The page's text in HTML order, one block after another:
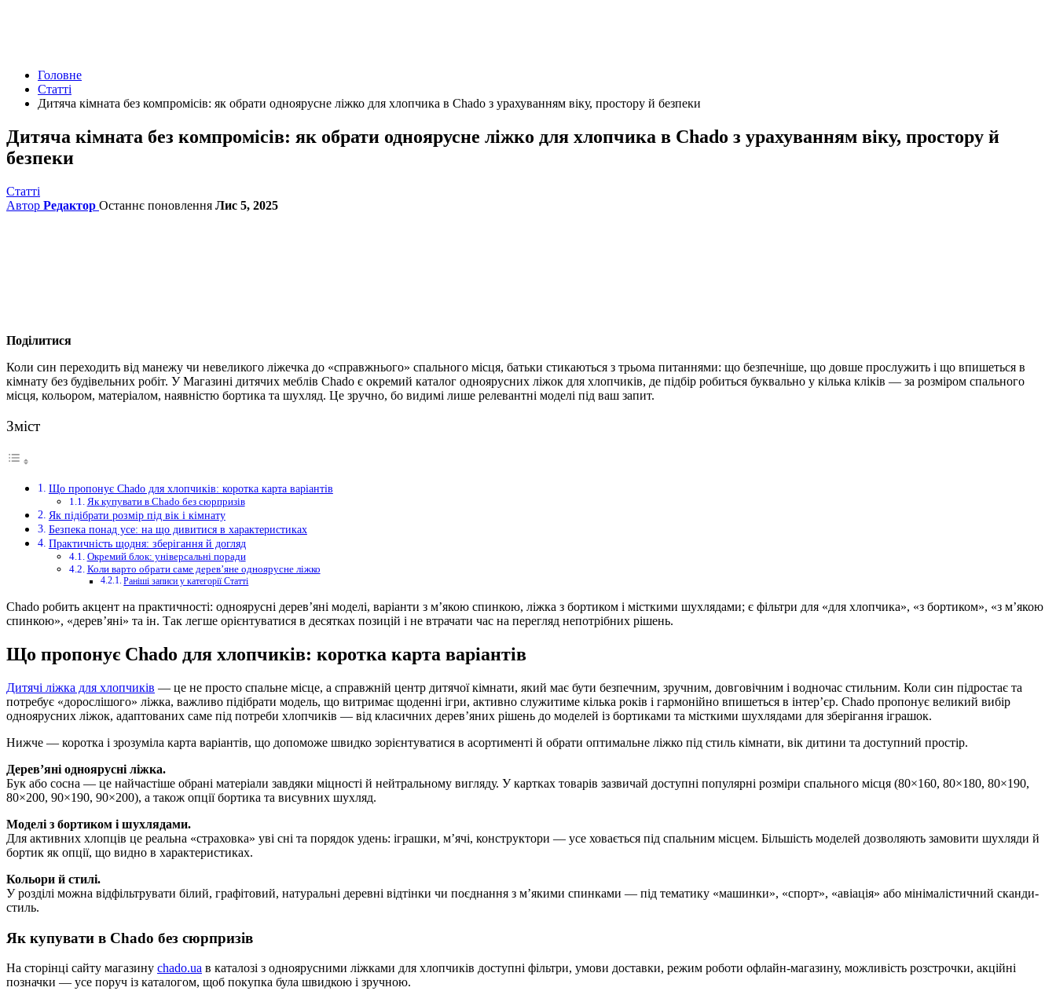
Головне
Статті
Дитяча кімната без компромісів: як обрати одноярусне ліжко для хлопчика в Chado з урахуванням віку, простору й безпеки
Дитяча кімната без компромісів: як обрати одноярусне ліжко для хлопчика в Chado з урахуванням віку, простору й
безпеки
Статті
Автор Редактор Останнє поновлення Лис 5, 2025
Поділитися
Коли син переходить від манежу чи невеликого ліжечка до «справжнього» спального місця, батьки стикаються з трьома питаннями: що безпечніше, що довше прослужить і що впишеться в
кімнату без будівельних робіт. У Магазині дитячих меблів Chado є окремий каталог одноярусних ліжок для хлопчиків, де підбір робиться буквально у кілька кліків — за розміром спального
місця, кольором, матеріалом, наявністю бортика та шухляд. Це зручно, бо видимі лише релевантні моделі під ваш запит.
Зміст
Що пропонує Chado для хлопчиків: коротка карта варіантів
Як купувати в Chado без сюрпризів
Як підібрати розмір під вік і кімнату
Безпека понад усе: на що дивитися в характеристиках
Практичність щодня: зберігання й догляд
Окремий блок: універсальні поради
Коли варто обрати саме дерев’яне одноярусне ліжко
Раніші записи у категорії Статті
Chado робить акцент на практичності: одноярусні дерев’яні моделі, варіанти з м’якою спинкою, ліжка з бортиком і місткими шухлядами; є фільтри для «для хлопчика», «з бортиком», «з м’якою
спинкою», «дерев’яні» та ін. Так легше орієнтуватися в десятках позицій і не втрачати час на перегляд непотрібних рішень.
Що пропонує Chado для хлопчиків: коротка карта варіантів
Дитячі ліжка для хлопчиків — це не просто спальне місце, а справжній центр дитячої кімнати, який має бути безпечним, зручним, довговічним і водночас стильним. Коли син підростає та
потребує «дорослішого» ліжка, важливо підібрати модель, що витримає щоденні ігри, активно служитиме кілька років і гармонійно впишеться в інтер’єр. Chado пропонує великий вибір
одноярусних ліжок, адаптованих саме під потреби хлопчиків — від класичних дерев’яних рішень до моделей із бортиками та місткими шухлядами для зберігання іграшок.
Нижче — коротка і зрозуміла карта варіантів, що допоможе швидко зорієнтуватися в асортименті й обрати оптимальне ліжко під стиль кімнати, вік дитини та доступний простір.
Дерев’яні одноярусні ліжка.
Бук або сосна — це найчастіше обрані матеріали завдяки міцності й нейтральному вигляду. У картках товарів зазвичай доступні популярні розміри спального місця (80×160, 80×180, 80×190,
80×200, 90×190, 90×200), а також опції бортика та висувних шухляд.
Моделі з бортиком і шухлядами.
Для активних хлопців це реальна «страховка» уві сні та порядок удень: іграшки, м’ячі, конструктори — усе ховається під спальним місцем. Більшість моделей дозволяють замовити шухляди й
бортик як опції, що видно в характеристиках.
Кольори й стилі.
У розділі можна відфільтрувати білий, графітовий, натуральні деревні відтінки чи поєднання з м’якими спинками — під тематику «машинки», «спорт», «авіація» або мінімалістичний сканди-
стиль.
Як купувати в Chado без сюрпризів
На сторінці сайту магазину chado.ua в каталозі з одноярусними ліжками для хлопчиків доступні фільтри, умови доставки, режим роботи офлайн-магазину, можливість розстрочки, акційні
позначки — усе поруч із каталогом, щоб покупка була швидкою і зручною.